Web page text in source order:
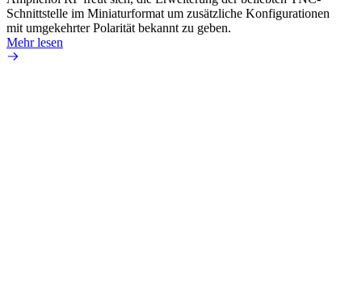
Schnittstelle im Miniaturformat um zusätzliche Konfigurationen
mit umgekehrter Polarität bekannt zu geben.
Mehr lesen